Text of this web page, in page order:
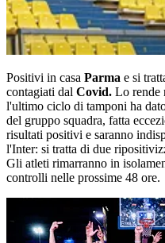
Positivi in casa Parma e si
contagiati dal Covid. Lo rende
l'ultimo ciclo di tamponi ha
del gruppo squadra, fatta
risultati positivi e saranno
l'Inter: si tratta di due
Gli atleti rimarranno in
controlli nelle prossime 48 ore.